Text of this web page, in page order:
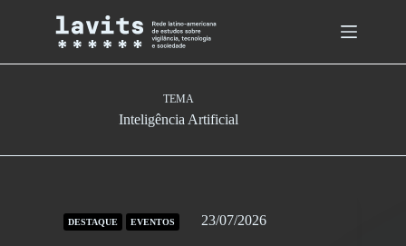
TEMA
Inteligência Artificial
DESTAQUE EVENTOS 23/07/2026